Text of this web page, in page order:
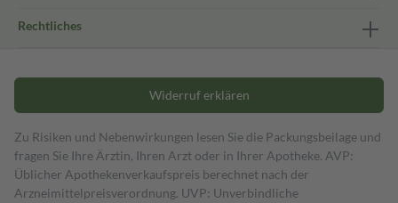
Rechtliches
Widerruf erklären
Zu Risiken und Nebenwirkungen lesen Sie die Packungsbeilage und
fragen Sie Ihre Ärztin, Ihren Arzt oder in Ihrer Apotheke. AVP:
Üblicher Apothekenverkaufspreis berechnet nach der
Arzneimittelpreisverordnung. UVP: Unverbindliche